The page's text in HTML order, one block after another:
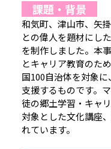
課題・背景
和気町、津山市、矢
との偉人を題材にし
を制作しました。本
とキャリア教育のた
国100自治体を対象
支援するものです。
徒の郷土学習・キャ
対象とした文化講座
れています。